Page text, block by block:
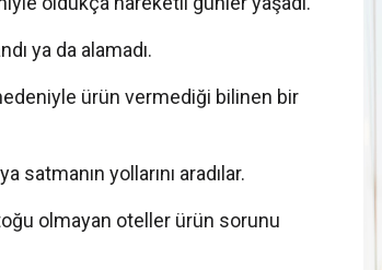
ya da alamadı.
ürün vermediği bilinen bir
satmanın yollarını aradılar.
olmayan oteller ürün sorunu